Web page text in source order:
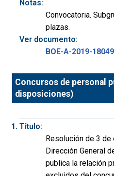
Notas:
Convocatoria.
plazas.
Ver documento:
BOE-A-2019-18049
Concursos de personal
disposiciones)
Título:
Resolución de 3
Dirección General
publica la relación